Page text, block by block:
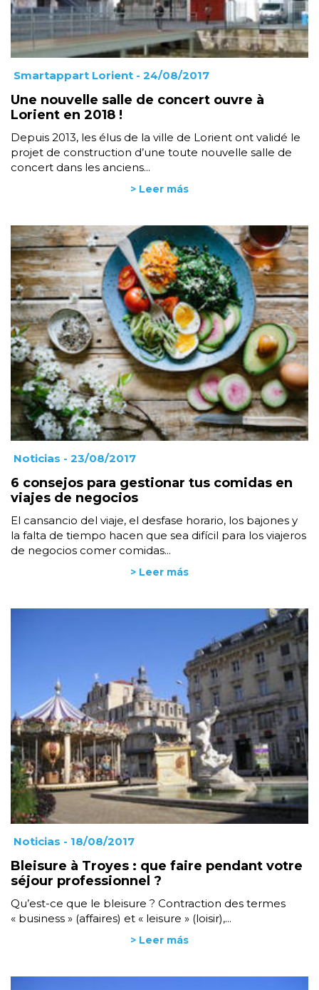
Smartappart Lorient - 24/08/2017
Une nouvelle salle de concert ouvre à
Lorient en 2018 !
Depuis 2013, les élus de la ville de Lorient ont validé le
projet de construction d’une toute nouvelle salle de
concert dans les anciens...
> Leer más
Noticias - 23/08/2017
6 consejos para gestionar tus comidas en
viajes de negocios
El cansancio del viaje, el desfase horario, los bajones y
la falta de tiempo hacen que sea difícil para los viajeros
de negocios comer comidas...
> Leer más
Noticias - 18/08/2017
Bleisure à Troyes : que faire pendant votre
séjour professionnel ?
Qu’est-ce que le bleisure ? Contraction des termes
« business » (affaires) et « leisure » (loisir),...
> Leer más